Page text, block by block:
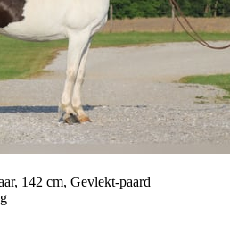
142 cm, Gevlekt-paard